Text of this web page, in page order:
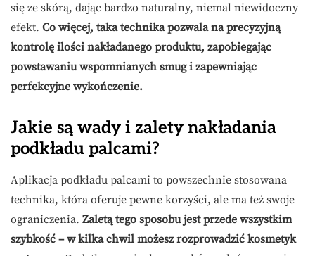
się ze skórą, dając bardzo naturalny, niemal niewidoczny
efekt. Co więcej, taka technika pozwala na precyzyjną
kontrolę ilości nakładanego produktu, zapobiegając
powstawaniu wspomnianych smug i zapewniając
perfekcyjne wykończenie.
Jakie są wady i zalety nakładania
podkładu palcami?
Aplikacja podkładu palcami to powszechnie stosowana
technika, która oferuje pewne korzyści, ale ma też swoje
ograniczenia. Zaletą tego sposobu jest przede wszystkim
szybkość – w kilka chwil możesz rozprowadzić kosmetyk